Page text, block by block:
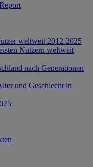
weltweit 2012-2025
Nutzern weltweit
nach Generationen
und Geschlecht in